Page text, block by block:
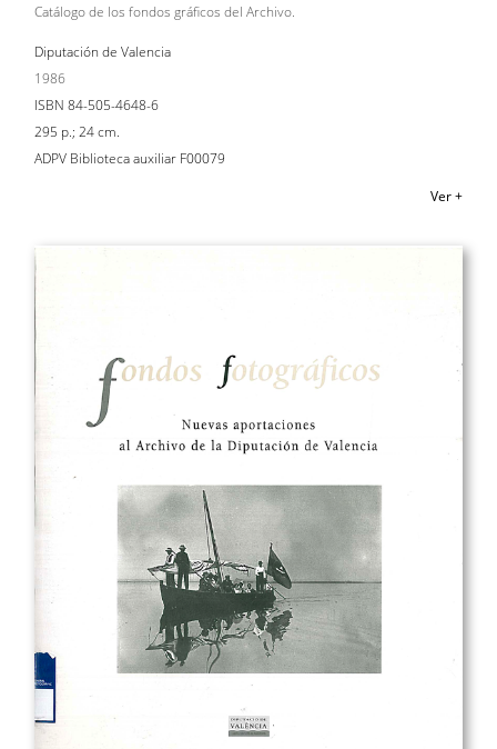
Catálogo de los fondos gráficos del Archivo.
Diputación de Valencia
1986
ISBN 84-505-4648-6
295 p.; 24 cm.
ADPV Biblioteca auxiliar F00079
Ver +